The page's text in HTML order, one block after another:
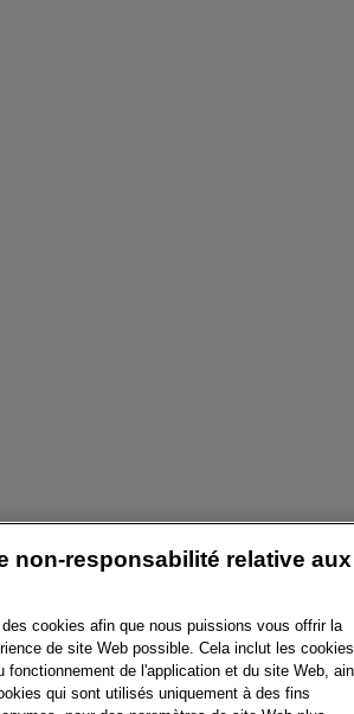
non-responsabilité relative aux
cookies afin que nous puissions vous offrir la
de site Web possible. Cela inclut les cookies
fonctionnement de l'application et du site Web,
qui sont utilisés uniquement à des fins